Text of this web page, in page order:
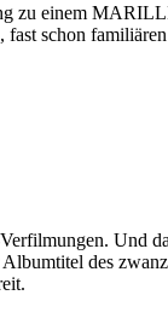
zu einem
schon
Und
Albumtitel des